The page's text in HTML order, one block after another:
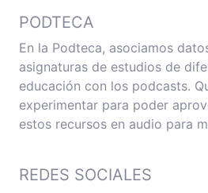
PODTECA
En la Podteca, asociamos
asignaturas de estudios de
educación con los podcasts.
experimentar para poder
estos recursos en audio para
REDES SOCIALES